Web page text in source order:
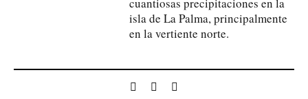
isla de La Palma, principalmente
en la vertiente norte.